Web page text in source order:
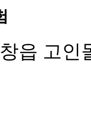
읍 고인